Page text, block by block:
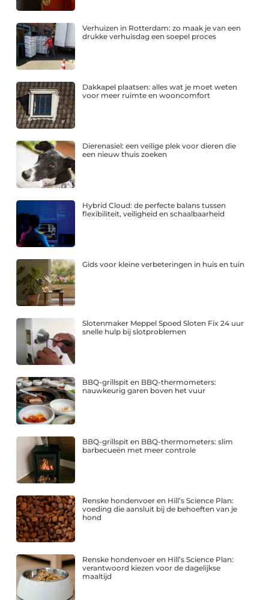
Verhuizen in Rotterdam: zo maak je van een
drukke verhuisdag een soepel proces
Dakkapel plaatsen: alles wat je moet weten
voor meer ruimte en wooncomfort
Dierenasiel: een veilige plek voor dieren die
een nieuw thuis zoeken
Hybrid Cloud: de perfecte balans tussen
flexibiliteit, veiligheid en schaalbaarheid
Gids voor kleine verbeteringen in huis en tuin
Slotenmaker Meppel Spoed Sloten Fix 24 uur
snelle hulp bij slotproblemen
BBQ-grillspit en BBQ-thermometers:
nauwkeurig garen boven het vuur
BBQ-grillspit en BBQ-thermometers: slim
barbecueën met meer controle
Renske hondenvoer en Hill’s Science Plan:
voeding die aansluit bij de behoeften van je
hond
Renske hondenvoer en Hill’s Science Plan:
verantwoord kiezen voor de dagelijkse
maaltijd